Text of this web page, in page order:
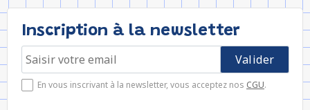
Inscription à la newsletter
En vous inscrivant à la newsletter, vous acceptez nos CGU.